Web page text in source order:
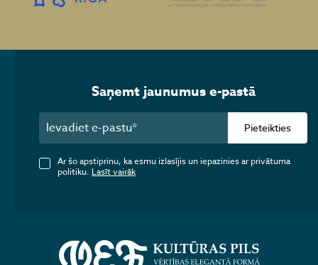
Saņemt jaunumus e-pastā
Pieteikties
Ar šo apstiprinu, ka esmu izlasījis un iepazinies ar privātuma
politiku. Lasīt vairāk